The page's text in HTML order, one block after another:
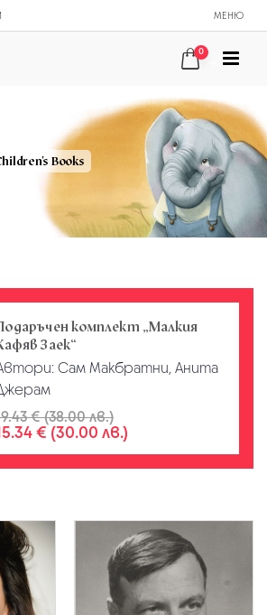
МЕНЮ
0
Books
комплект „Малкия
Заек“
Сам Макбратни, Анита
€ (38.00 лв.)
€ (30.00 лв.)